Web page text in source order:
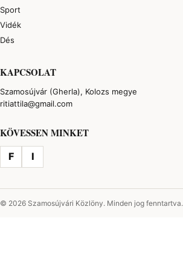
Sport
Vidék
Dés
KAPCSOLAT
Szamosújvár (Gherla), Kolozs megye
ritiattila@gmail.com
KÖVESSEN MINKET
F I
© 2026 Szamosújvári Közlöny. Minden jog fenntartva.